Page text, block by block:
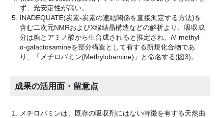
ず、光安定性が高い。
INADEQUATE(炭素-炭素の連結関係を直接測定する方法)を
含む二次元NMRおよびX線結晶構造などの解析より、吸収成
分は糖とアミノ酸から生合成されると推定され、 N-methyl-
α-galactosamineを部分構造として有する新規化合物であ
り、「メチロバミン(Methylobamine)」と命名する(図3)。
成果の活用面・留意点
メチロバミンは、既存の吸収剤にはない特徴を有する天然由